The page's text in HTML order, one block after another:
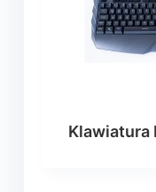
Klawiatura